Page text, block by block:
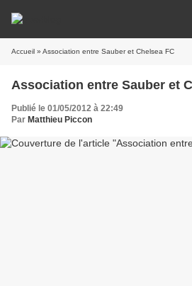
Accueil » Association entre Sauber et Chelsea FC
Association entre Sauber et
Publié le 01/05/2012 à 22:49
Par Matthieu Piccon